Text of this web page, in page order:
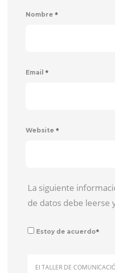
Nombre *
Email *
Website *
La siguiente
de datos debe leerse
Estoy de acuerdo*
El TALLER DE